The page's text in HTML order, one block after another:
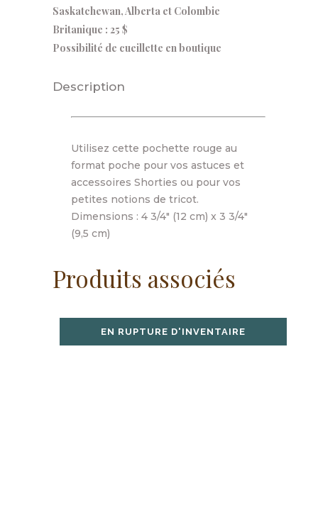
Saskatchewan, Alberta et Colombie
Britanique : 25 $
Possibilité de cueillette en boutique
Description
Utilisez cette pochette rouge au
format poche pour vos astuces et
accessoires Shorties ou pour vos
petites notions de tricot.
Dimensions : 4 3/4″ (12 cm) x 3 3/4″
(9,5 cm)
Produits associés
EN RUPTURE D'INVENTAIRE